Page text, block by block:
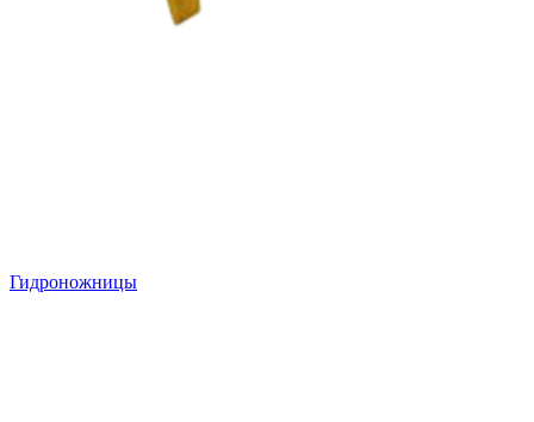
Гидроножницы